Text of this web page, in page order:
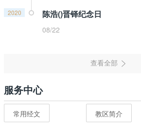
2020 陈浩()晋铎纪念日
08/22
服务中心
常用经文 教区简介